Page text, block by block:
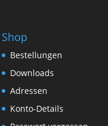
Shop
Bestellungen
Downloads
Adressen
Konto-Details